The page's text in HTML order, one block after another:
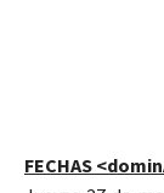
FECHAS <